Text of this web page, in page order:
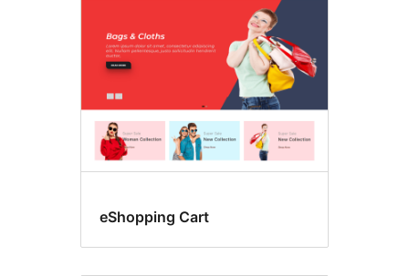
eShopping Cart